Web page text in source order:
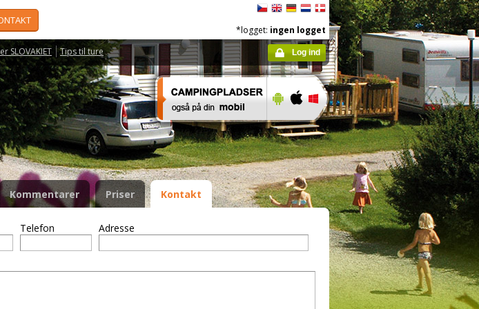
SLOVAKIET Tips til ture
*logget: ingen logget
Log ind
Kommentarer Priser Kontakt
Telefon Adresse